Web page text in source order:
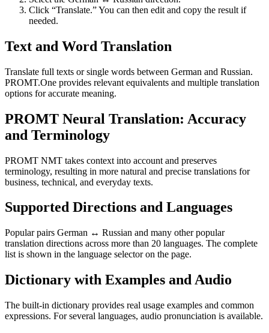
Click “Translate.” You can then edit and copy the result if
needed.
Text and Word Translation
Translate full texts or single words between German and Russian.
PROMT.One provides relevant equivalents and multiple translation
options for accurate meaning.
PROMT Neural Translation: Accuracy
and Terminology
PROMT NMT takes context into account and preserves
terminology, resulting in more natural and precise translations for
business, technical, and everyday texts.
Supported Directions and Languages
Popular pairs German ↔ Russian and many other popular
translation directions across more than 20 languages. The complete
list is shown in the language selector on the page.
Dictionary with Examples and Audio
The built-in dictionary provides real usage examples and common
expressions. For several languages, audio pronunciation is available.